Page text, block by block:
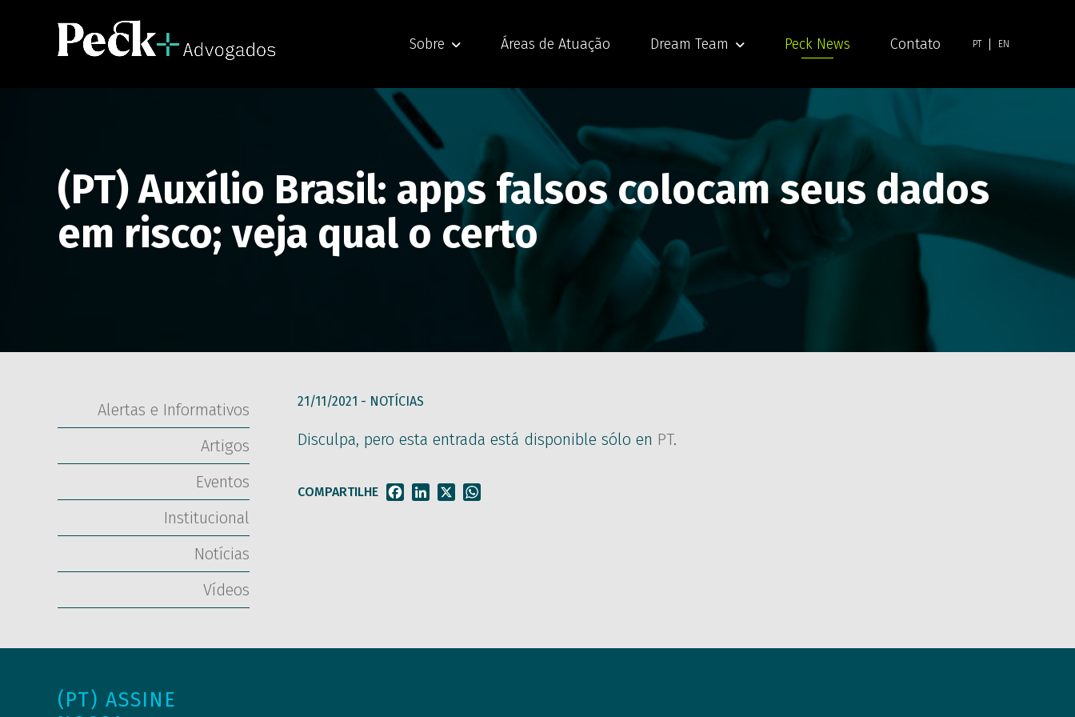
Sobre Áreas de Atuação Dream Team Peck News Contato PT EN
(PT) Auxílio Brasil: apps falsos colocam seus dados
em risco; veja qual o certo
21/11/2021 - NOTÍCIAS
Disculpa, pero esta entrada está disponible sólo en PT.
COMPARTILHE FacebookLinkedIn
Alertas e Informativos
Artigos
Eventos
Institucional
Notícias
Vídeos
(PT) ASSINE